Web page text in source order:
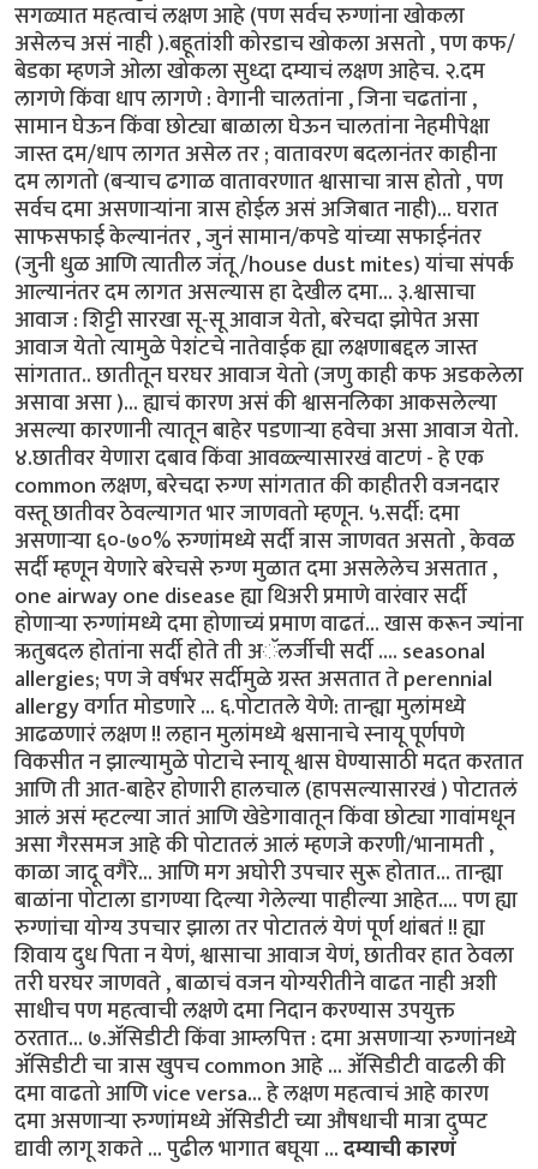
सगळ्यात महत्वाचं लक्षण आहे (पण सर्वच रुग्णांना खोकला
असेलच असं नाही ).बहूतांशी कोरडाच खोकला असतो , पण कफ/
बेडका म्हणजे ओला खोकला सुध्दा दम्याचं लक्षण आहेच. २.दम
लागणे किंवा धाप लागणे : वेगानी चालतांना , जिना चढतांना ,
सामान घेऊन किंवा छोट्या बाळाला घेऊन चालतांना नेहमीपेक्षा
जास्त दम/धाप लागत असेल तर ; वातावरण बदलानंतर काहीना
दम लागतो (बऱ्याच ढगाळ वातावरणात श्वासाचा त्रास होतो , पण
सर्वच दमा असणाऱ्यांना त्रास होईल असं अजिबात नाही)... घरात
साफसफाई केल्यानंतर , जुनं सामान/कपडे यांच्या सफाईनंतर
(जुनी धुळ आणि त्यातील जंतू /house dust mites) यांचा संपर्क
आल्यानंतर दम लागत असल्यास हा देखील दमा... ३.श्वासाचा
आवाज : शिट्टी सारखा सू-सू आवाज येतो, बरेचदा झोपेत असा
आवाज येतो त्यामुळे पेशंटचे नातेवाईक ह्या लक्षणाबद्दल जास्त
सांगतात.. छातीतून घरघर आवाज येतो (जणु काही कफ अडकलेला
असावा असा )... ह्याचं कारण असं की श्वासनलिका आकसलेल्या
असल्या कारणानी त्यातून बाहेर पडणाऱ्या हवेचा असा आवाज येतो.
४.छातीवर येणारा दबाव किंवा आवळ्ल्यासारखं वाटणं - हे एक
common लक्षण, बरेचदा रुग्ण सांगतात की काहीतरी वजनदार
वस्तू छातीवर ठेवल्यागत भार जाणवतो म्हणून. ५.सर्दी: दमा
असणाऱ्या ६०-७०% रुग्णांमध्ये सर्दी त्रास जाणवत असतो , केवळ
सर्दी म्हणून येणारे बरेचसे रुग्ण मुळात दमा असलेलेच असतात ,
one airway one disease ह्या थिअरी प्रमाणे वारंवार सर्दी
होणाऱ्या रुग्णांमध्ये दमा होणाच्यं प्रमाण वाढतं... खास करून ज्यांना
ऋतुबदल होतांना सर्दी होते ती अॅलर्जीची सर्दी .... seasonal
allergies; पण जे वर्षभर सर्दीमुळे ग्रस्त असतात ते perennial
allergy वर्गात मोडणारे ... ६.पोटातले येणे: तान्ह्या मुलांमध्ये
आढळणारं लक्षण !! लहान मुलांमध्ये श्वसानाचे स्नायू पूर्णपणे
विकसीत न झाल्यामुळे पोटाचे स्नायू श्वास घेण्यासाठी मदत करतात
आणि ती आत-बाहेर होणारी हालचाल (हापसल्यासारखं ) पोटातलं
आलं असं म्हटल्या जातं आणि खेडेगावातून किंवा छोट्या गावांमधून
असा गैरसमज आहे की पोटातलं आलं म्हणजे करणी/भानामती ,
काळा जादू वगैरे... आणि मग अघोरी उपचार सुरू होतात... तान्ह्या
बाळांना पोटाला डागण्या दिल्या गेलेल्या पाहील्या आहेत.... पण ह्या
रुग्णांचा योग्य उपचार झाला तर पोटातलं येणं पूर्ण थांबतं !! ह्या
शिवाय दुध पिता न येणं, श्वासाचा आवाज येणं, छातीवर हात ठेवला
तरी घरघर जाणवते , बाळाचं वजन योग्यरीतीने वाढत नाही अशी
साधीच पण महत्वाची लक्षणे दमा निदान करण्यास उपयुक्त
ठरतात... ७.ॲसिडीटी किंवा आम्लपित्त : दमा असणाऱ्या रुग्णांनध्ये
ॲसिडीटी चा त्रास खुपच common आहे ... ॲसिडीटी वाढली की
दमा वाढतो आणि vice versa... हे लक्षण महत्वाचं आहे कारण
दमा असणाऱ्या रुग्णांमध्ये ॲसिडीटी च्या औषधाची मात्रा दुप्पट
द्यावी लागू शकते ... पुढील भागात बघूया ...दम्याची कारणं